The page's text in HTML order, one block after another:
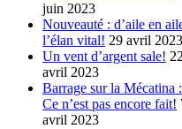
juin 2023
Nouveauté : d’aile en
l’élan vital! 29 avril 2023
Un vent d’argent sale! 22
avril 2023
Barrage sur la Mécatina :
Ce n’est pas encore fait!
avril 2023